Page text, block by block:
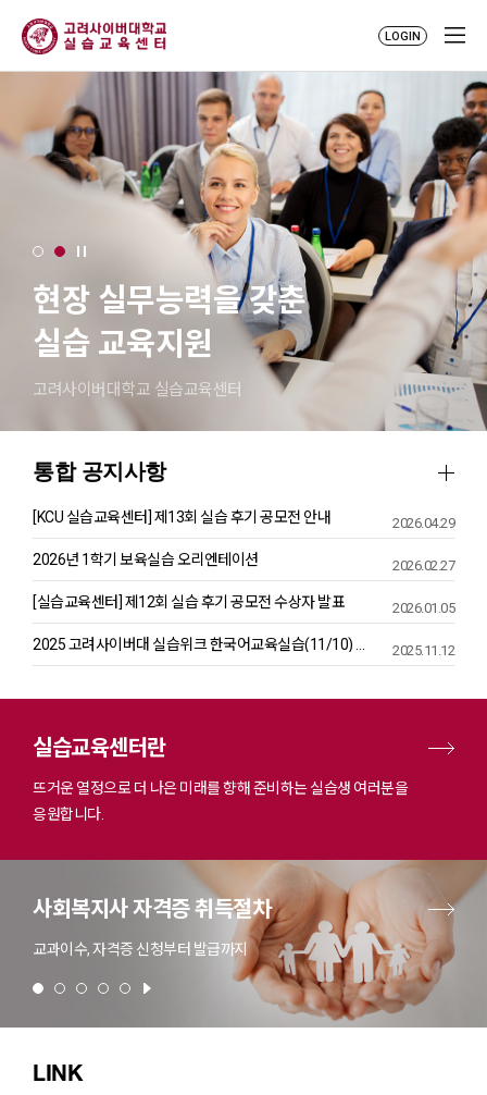
LOGIN
현장 실무능력을 갖춘
실습 교육지원
고려사이버대학교 실습교육센터
통합 공지사항
[KCU 실습교육센터] 제13회 실습 후기 공모전 안내 2026.04.29
2026년 1학기 보육실습 오리엔테이션 2026.02.27
[실습교육센터] 제12회 실습 후기 공모전 수상자 발표 2026.01.05
2025.11.12
실습교육센터란
뜨거운 열정으로 더 나은 미래를 향해 준비하는 실습생 여러분을
응원합니다.
사회복지사 자격증 취득절차
교과이수, 자격증 신청부터 발급까지
LINK